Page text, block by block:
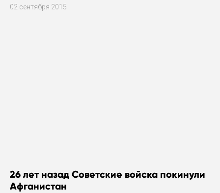
02 сентября 2015
26 лет назад Советские войска покинули
Афганистан